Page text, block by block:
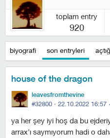
toplam entry
920
biyografi son entryleri
house of the dragon
leavesfromthevine
#32800 · 22.10.2022 16:57
ya her şey iyi hoş da bu
arrax'ı saymıyorum hadi o